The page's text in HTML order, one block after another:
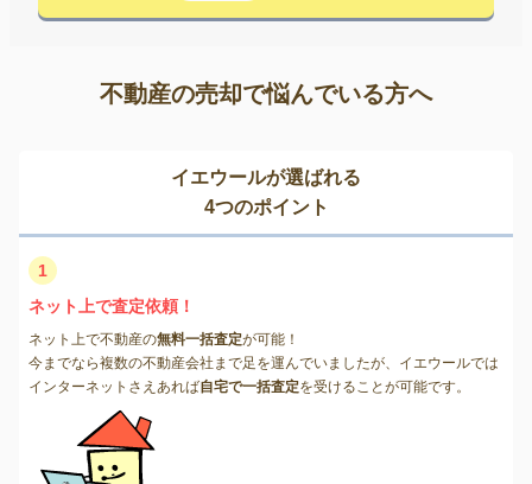
不動産の売却で悩んでいる方へ
イエウールが選ばれる
4つのポイント
1
ネット上で査定依頼！
ネット上で不動産の無料一括査定が可能！
今までなら複数の不動産会社まで足を運んでいましたが、イエウールでは
インターネットさえあれば自宅で一括査定を受けることが可能です。